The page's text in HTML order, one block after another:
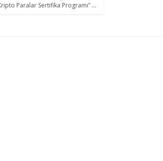
Paralar Sertifika Programı” ...